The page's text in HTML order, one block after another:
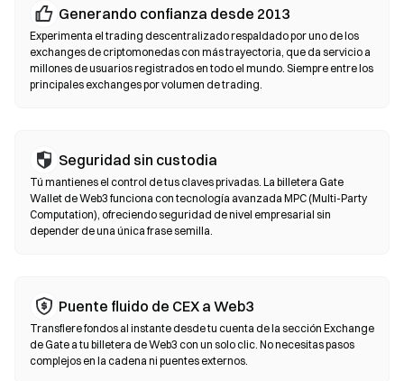
Exchanges descentralizados (DEX)
Opera de forma peer-to-peer (entre usuarios) sin intermediarios.
Los DEX usan contratos inteligentes para ejecutar intercambios
on-chain (en la cadena), sin necesidad de registro ni verificación
de identidad. Conecta una billetera compatible, selecciona el par
precios pueden variar respecto a los mercados centralizados
debido a la profundidad de liquidez. La mayoría de la actividad en
DEX se realiza en cadenas compatibles con EVM, como
Ethereum, BNB Chain y Polygon.
Generando confianza desde 2013
Experimenta el trading descentralizado respaldado por uno de los
exchanges de criptomonedas con más trayectoria, que da servicio a
millones de usuarios registrados en todo el mundo. Siempre entre los
principales exchanges por volumen de trading.
Seguridad sin custodia
Tú mantienes el control de tus claves privadas. La billetera Gate
Wallet de Web3 funciona con tecnología avanzada MPC (Multi-Party
Computation), ofreciendo seguridad de nivel empresarial sin
depender de una única frase semilla.
Puente fluido de CEX a Web3
Transfiere fondos al instante desde tu cuenta de la sección Exchange
de Gate a tu billetera de Web3 con un solo clic. No necesitas pasos
complejos en la cadena ni puentes externos.